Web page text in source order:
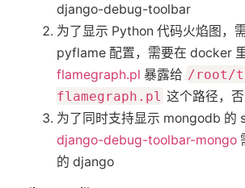
django-debug-toolbar
为了显示 Python 代码火焰图，
pyflame 配置，需要在 docker
flamegraph.pl 暴露给 /root/
flamegraph.pl 这个路径，
为了同时支持显示 mongodb 的
django-debug-toolbar-mongo
的 django